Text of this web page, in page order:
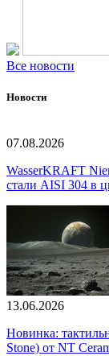
Все новости
Новости
07.08.2026
WasserKRAFT
стали AISI 304 в
13.06.2026
Новинка:
Stone) от NT